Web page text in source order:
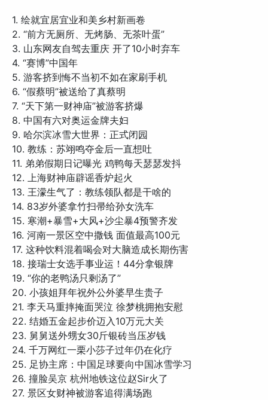
1. 绘就宜居宜业和美乡村新画卷
2. “前方无厕所、无烤肠、无茶叶蛋”
3. 山东网友自驾去重庆 开了10小时弃车
4. “赛博”中国年
5. 游客挤到悔不当初不如在家刷手机
6. “假蔡明”被送给了真蔡明
7. “天下第一财神庙”被游客挤爆
8. 中国有六对奥运金牌夫妇
9. 哈尔滨冰雪大世界：正式闭园
10. 教练：苏翊鸣夺金后一直想吐
11. 弟弟假期日记曝光 鸡鸭每天瑟瑟发抖
12. 上海财神庙辟谣香炉起火
13. 王濛生气了：教练领队都是干啥的
14. 83岁外婆拿竹扫帚给孙女洗车
15. 寒潮+暴雪+大风+沙尘暴4预警齐发
16. 河南一景区空中撒钱 面值最高100元
17. 这种饮料混着喝会对大脑造成长期伤害
18. 接瑞士女选手事业运！44分拿银牌
19. “你的老鸭汤只剩汤了”
20. 小孩姐拜年祝外公外婆早生贵子
21. 李天马重摔掩面哭泣 徐梦桃拥抱安慰
22. 结婚五金起步价迈入10万元大关
23. 舅舅送外甥女30斤银砖当压岁钱
24. 千万网红一栗小莎子过年仍在化疗
25. 足协主席：中国足球要向中国冰雪学习
26. 撞脸吴京 杭州地铁这位赵Sir火了
27. 景区女财神被游客追得满场跑